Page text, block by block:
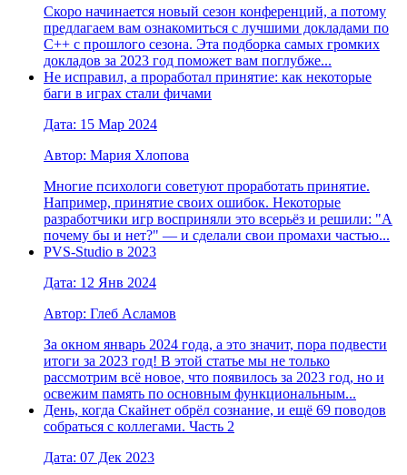
Скоро начинается новый сезон конференций, а потому
предлагаем вам ознакомиться с лучшими докладами по
С++ с прошлого сезона. Эта подборка самых громких
докладов за 2023 год поможет вам поглубже...
Не исправил, а проработал принятие: как некоторые
баги в играх стали фичами
Дата: 15 Мар 2024
Автор: Мария Хлопова
Многие психологи советуют проработать принятие.
Например, принятие своих ошибок. Некоторые
разработчики игр восприняли это всерьёз и решили: "А
почему бы и нет?" — и сделали свои промахи частью...
PVS-Studio в 2023
Дата: 12 Янв 2024
Автор: Глеб Асламов
За окном январь 2024 года, а это значит, пора подвести
итоги за 2023 год! В этой статье мы не только
рассмотрим всё новое, что появилось за 2023 год, но и
освежим память по основным функциональным...
День, когда Скайнет обрёл сознание, и ещё 69 поводов
собраться с коллегами. Часть 2
Дата: 07 Дек 2023